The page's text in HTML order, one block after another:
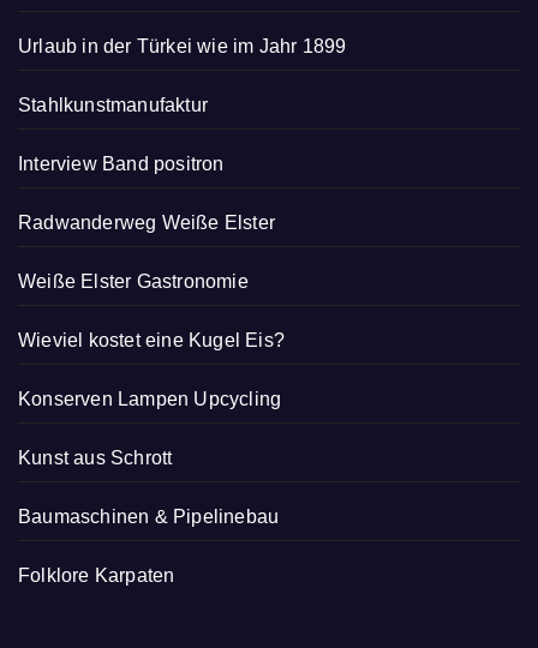
Urlaub in der Türkei wie im Jahr 1899
Stahlkunstmanufaktur
Interview Band positron
Radwanderweg Weiße Elster
Weiße Elster Gastronomie
Wieviel kostet eine Kugel Eis?
Konserven Lampen Upcycling
Kunst aus Schrott
Baumaschinen & Pipelinebau
Folklore Karpaten